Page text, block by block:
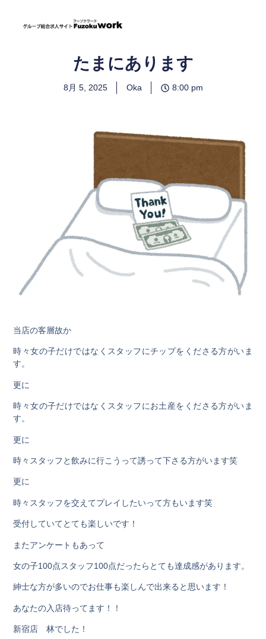
たまにあります
8月 5, 2025 Oka 8:00 pm
当店の客層故か
時々女の子だけではなくスタッフにチップをくださる方がいま
す。
更に
時々女の子だけではなくスタッフにお土産をくださる方がいま
す。
更に
時々スタッフと飲みに行こうって誘って下さる方がいます笑
更に
時々スタッフを交えてプレイしたいって方もいます笑
受付していてとても楽しいです！
またアンケートもあって
女の子100点スタッフ100点だったらとても達成感があります。
紳士な方が多いのでお仕事も楽しんで出来ると思います！
あなたの入店待ってます！！
新宿店 林でした！